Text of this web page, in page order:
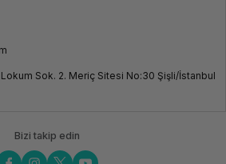
Sok. 2. Meriç Sitesi No:30 Şişli/İstanbul
Bizi takip edin